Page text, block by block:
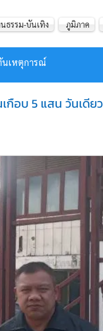
นเหตุการณ์
ธรรม-บันเทิง ภูมิภาค
อบ 5 แสน วันเดีย